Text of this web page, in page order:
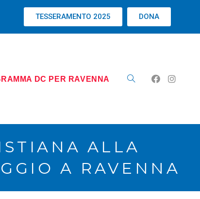
TESSERAMENTO 2025 DONA
DC PER RAVENNA
ALLA
A RAVENNA